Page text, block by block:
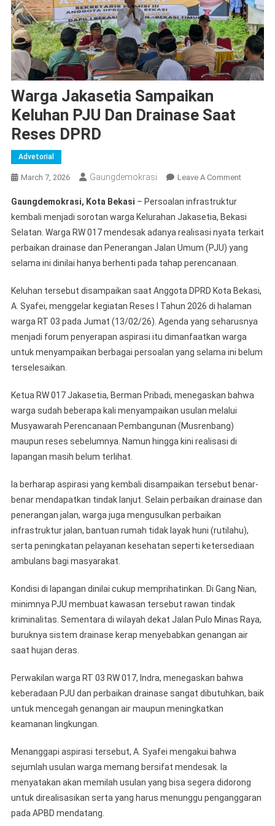
Warga Jakasetia Sampaikan
Keluhan PJU Dan Drainase Saat
Reses DPRD
Advetorial
March 7, 2026 Gaungdemokrasi Leave A CommentOn
Keluhan
PJU
Saat
Reses
DPRD
Gaungdemokrasi, Kota Bekasi – Persoalan infrastruktur
kembali menjadi sorotan warga Kelurahan Jakasetia, Bekasi
Selatan. Warga RW 017 mendesak adanya realisasi nyata terkait
perbaikan drainase dan Penerangan Jalan Umum (PJU) yang
selama ini dinilai hanya berhenti pada tahap perencanaan.
Keluhan tersebut disampaikan saat Anggota DPRD Kota Bekasi,
A. Syafei, menggelar kegiatan Reses I Tahun 2026 di halaman
warga RT 03 pada Jumat (13/02/26). Agenda yang seharusnya
menjadi forum penyerapan aspirasi itu dimanfaatkan warga
untuk menyampaikan berbagai persoalan yang selama ini belum
terselesaikan.
Ketua RW 017 Jakasetia, Berman Pribadi, menegaskan bahwa
warga sudah beberapa kali menyampaikan usulan melalui
Musyawarah Perencanaan Pembangunan (Musrenbang)
maupun reses sebelumnya. Namun hingga kini realisasi di
lapangan masih belum terlihat.
Ia berharap aspirasi yang kembali disampaikan tersebut benar-
benar mendapatkan tindak lanjut. Selain perbaikan drainase dan
penerangan jalan, warga juga mengusulkan perbaikan
infrastruktur jalan, bantuan rumah tidak layak huni (rutilahu),
serta peningkatan pelayanan kesehatan seperti ketersediaan
ambulans bagi masyarakat.
Kondisi di lapangan dinilai cukup memprihatinkan. Di Gang Nian,
minimnya PJU membuat kawasan tersebut rawan tindak
kriminalitas. Sementara di wilayah dekat Jalan Pulo Minas Raya,
buruknya sistem drainase kerap menyebabkan genangan air
saat hujan deras.
Perwakilan warga RT 03 RW 017, Indra, menegaskan bahwa
keberadaan PJU dan perbaikan drainase sangat dibutuhkan, baik
untuk mencegah genangan air maupun meningkatkan
keamanan lingkungan.
Menanggapi aspirasi tersebut, A. Syafei mengakui bahwa
sejumlah usulan warga memang bersifat mendesak. Ia
menyatakan akan memilah usulan yang bisa segera didorong
untuk direalisasikan serta yang harus menunggu penganggaran
pada APBD mendatang.